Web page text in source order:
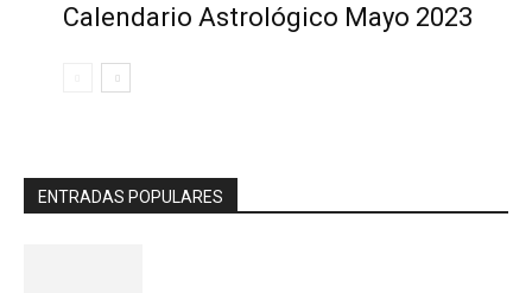
Calendario Astrológico Mayo 2023
ENTRADAS POPULARES